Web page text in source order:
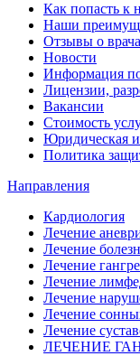
Как попасть к
Наши
Отзывы о
Новости
Информация
Лицензии,
Вакансии
Стоимость
Юридическая
Политика
Направления
Кардиология
Лечение
Лечение
Лечение
Лечение
Лечение
Лечение
Лечение
ЛЕЧЕНИЕ